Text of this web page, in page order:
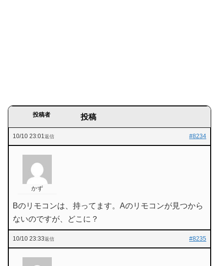
投稿者 投稿
10/10 23:01 #8234
返信
かず
Bのリモコンは、持ってます。Aのリモコンが見つから
ないのですが、どこに？
10/10 23:33 #8235
返信